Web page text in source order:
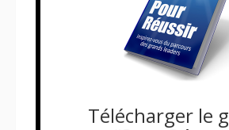
Télécharger le